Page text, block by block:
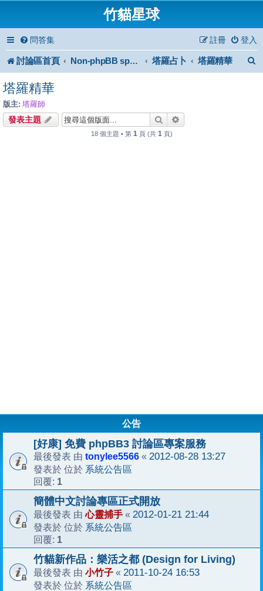
竹貓星球
問答集 登入
註冊
討論區首頁 Non-phpBB specific 塔羅占卜 塔羅精華
塔羅精華
版主: 塔羅師
發表主題 搜尋
18 個主題 • 第 1 頁 (共 1 頁)
公告
[好康] 免費 phpBB3 討論區專案服務
最後發表 由 tonylee5566 « 2012-08-28 13:27
發表於 位於 系統公告區
回覆: 1
簡體中文討論專區正式開放
最後發表 由心靈捕手 « 2012-01-21 21:44
發表於 位於 系統公告區
回覆: 1
竹貓新作品：樂活之都 (Design for Living)
最後發表 由 小竹子 « 2011-10-24 16:53
發表於 位於 系統公告區